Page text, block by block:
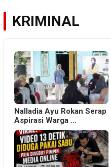
KRIMINAL
Nalladia Ayu Rokan Serap
Aspirasi Warga …